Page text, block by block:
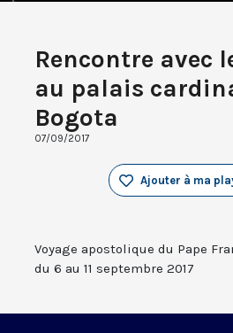
Rencontre avec
au palais
Bogota
07/09/2017
Ajouter à ma
Voyage apostolique du Pape
du 6 au 11 septembre 2017